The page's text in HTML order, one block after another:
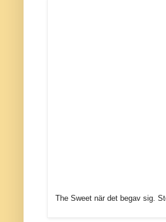
The Sweet när det begav sig.